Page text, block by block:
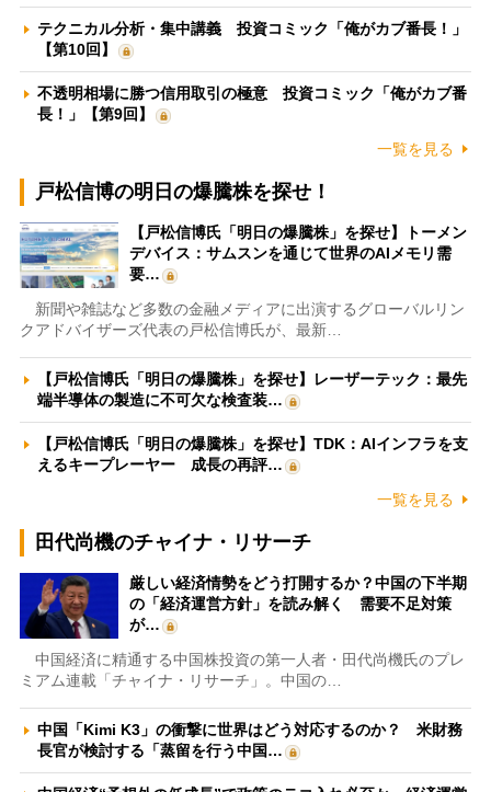
テクニカル分析・集中講義 投資コミック「俺がカブ番長！」
【第10回】
不透明相場に勝つ信用取引の極意 投資コミック「俺がカブ番
長！」【第9回】
一覧を見る
戸松信博の明日の爆騰株を探せ！
【戸松信博氏「明日の爆騰株」を探せ】トーメン
デバイス：サムスンを通じて世界のAIメモリ需
要…
新聞や雑誌など多数の金融メディアに出演するグローバルリン
クアドバイザーズ代表の戸松信博氏が、最新…
【戸松信博氏「明日の爆騰株」を探せ】レーザーテック：最先
端半導体の製造に不可欠な検査装…
【戸松信博氏「明日の爆騰株」を探せ】TDK：AIインフラを支
えるキープレーヤー 成長の再評…
一覧を見る
田代尚機のチャイナ・リサーチ
厳しい経済情勢をどう打開するか？中国の下半期
の「経済運営方針」を読み解く 需要不足対策
が…
中国経済に精通する中国株投資の第一人者・田代尚機氏のプレ
ミアム連載「チャイナ・リサーチ」。中国の…
中国「Kimi K3」の衝撃に世界はどう対応するのか？ 米財務
長官が検討する「蒸留を行う中国…